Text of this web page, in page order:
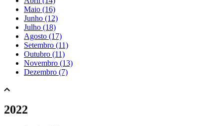
Maio (16)
Junho (12)
Julho (18)
Agosto (17)
Setembro (11)
Outubro (11)
Novembro (13)
Dezembro (7)
2022